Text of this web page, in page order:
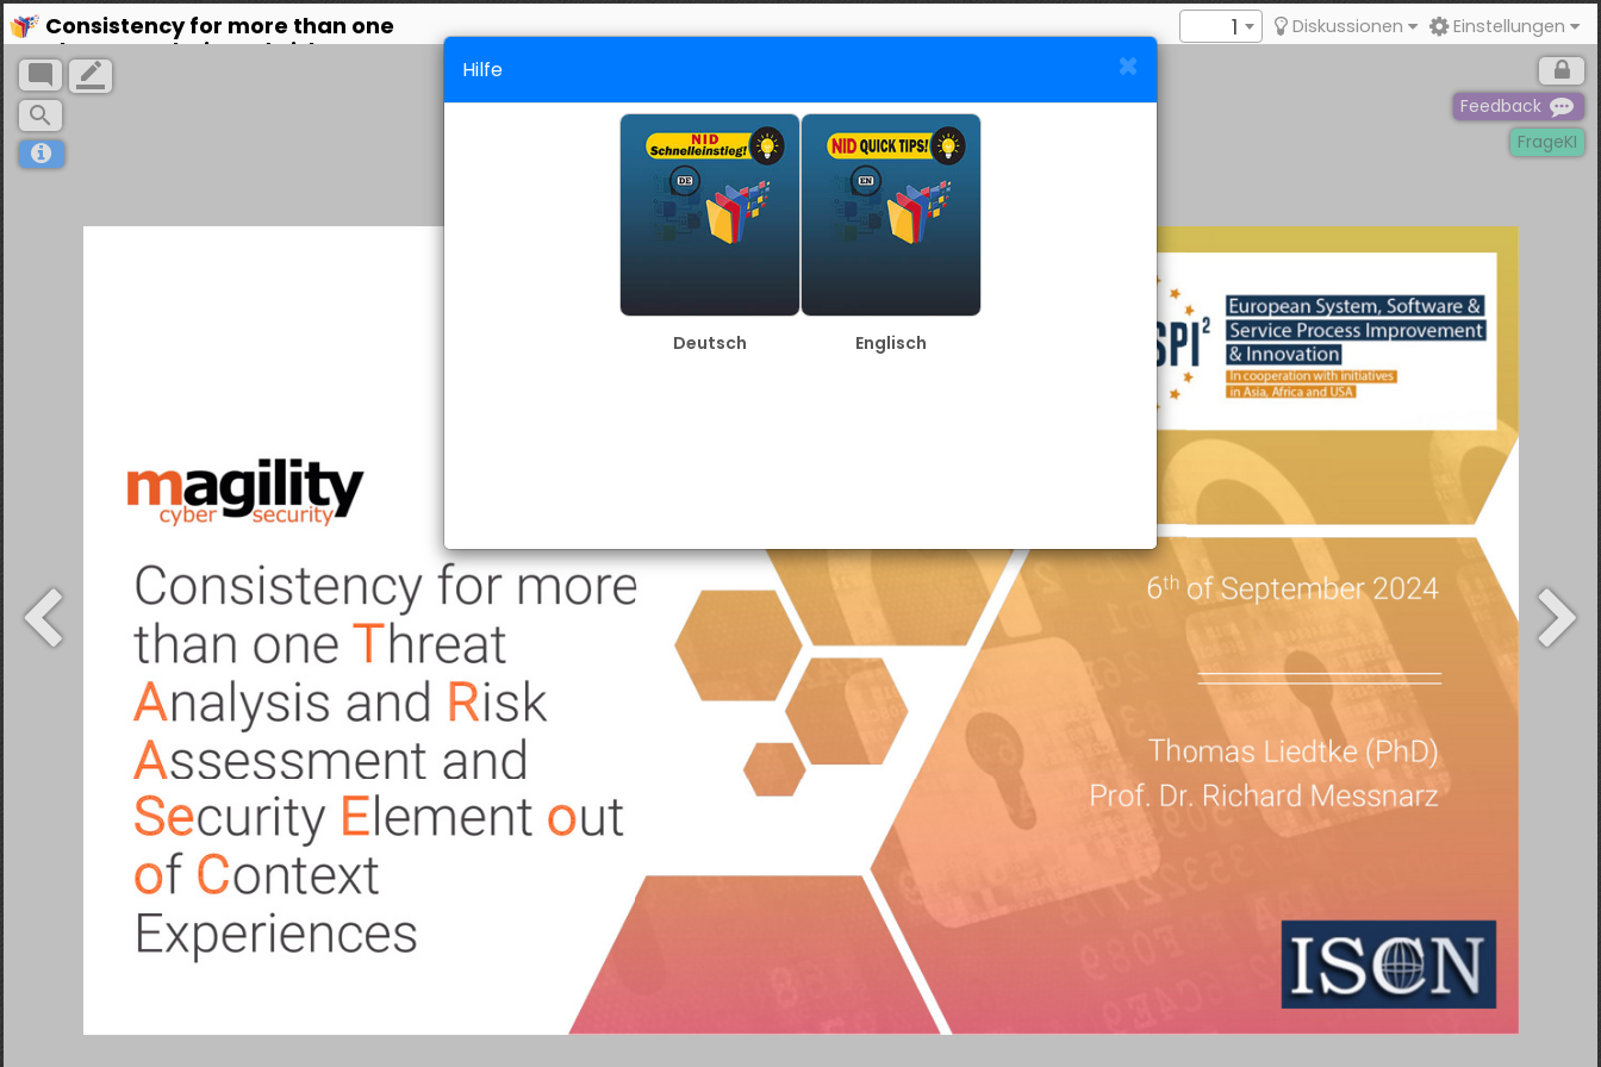
Hilfe
+
Objekt hinzufügen
1 Diskussionen Einstellungen
Consistency for more than one
Threat Analysis and Risk Assessment
mode_comment
border_color
search
Feedback
FrageKI